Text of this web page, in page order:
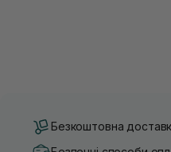
Безкоштовна